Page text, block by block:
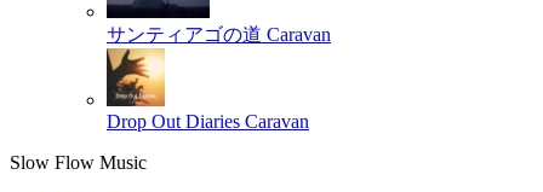
サンティアゴの道 Caravan
Drop Out Diaries Caravan
Slow Flow Music